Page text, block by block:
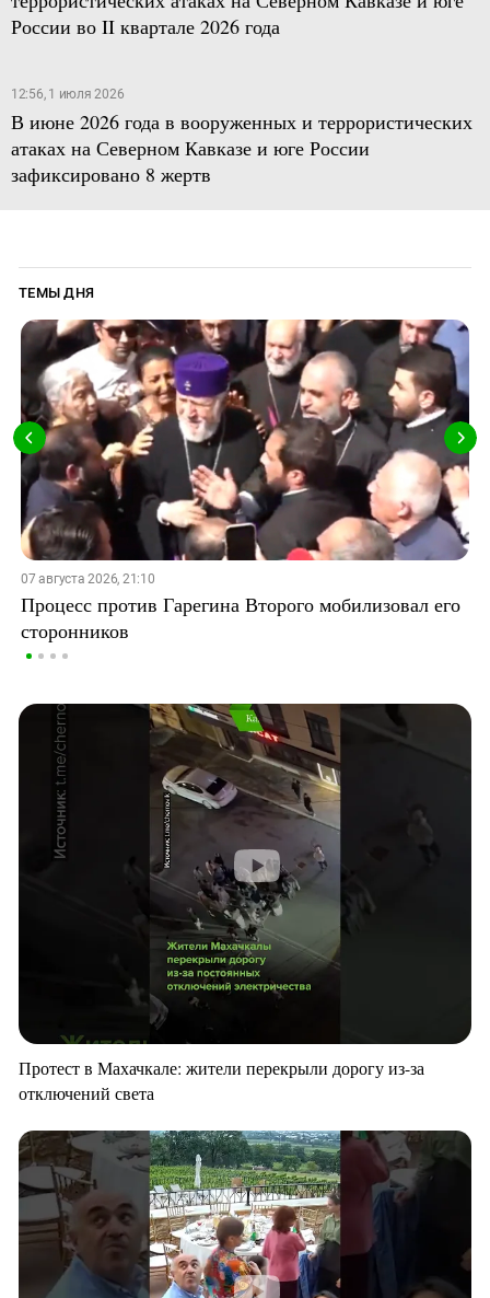
России во II квартале 2026 года
12:56, 1 июля 2026
В июне 2026 года в вооруженных и террористических
атаках на Северном Кавказе и юге России
зафиксировано 8 жертв
ТЕМЫ ДНЯ
07 августа 2026, 21:10
Процесс против Гарегина Второго мобилизовал его
сторонников
Протест в Махачкале: жители перекрыли дорогу из-за
отключений света